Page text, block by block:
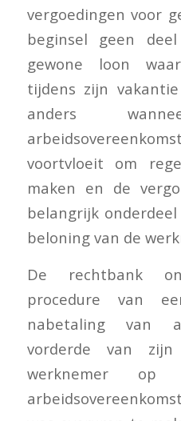
vergoedingen voor
beginsel geen
gewone loon
tijdens zijn
anders
voortvloeit om
maken en de
belangrijk
beloning van de
De rechtbank
procedure van
nabetaling van
vorderde van
werknemer